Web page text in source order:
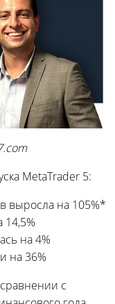
MetaTrader 5:
выросла на 105%*
14,5%
на 4%
на 36%
с